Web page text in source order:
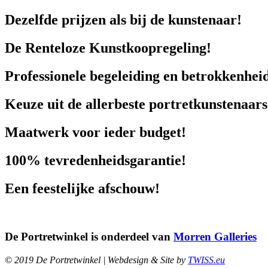
Dezelfde prijzen als bij de kunstenaar!
De Renteloze Kunstkoopregeling!
Professionele begeleiding en
Keuze uit de allerbeste
Maatwerk voor ieder budget!
100% tevredenheidsgarantie!
Een feestelijke afschouw!
De Portretwinkel is onderdeel van Morren Galleries
© 2019 De Portretwinkel | Webdesign & Site by TWISS.eu